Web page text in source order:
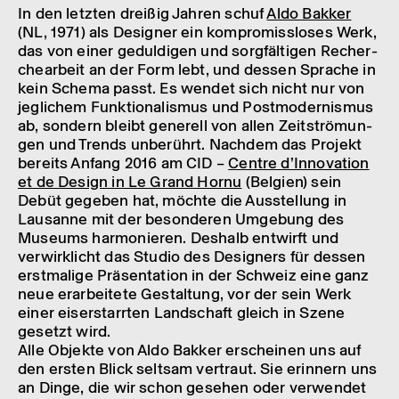
In den letz­ten drei­ßig Jahren schufAldo Bakker
(NL, 1971) als Desi­g­ner ein kompro­miss­lo­ses Werk,
das von einer gedul­di­gen und sorg­fäl­ti­gen Recher­
che­a­r­beit an der Form lebt, und dessen Spra­che in
kein Schema passt. Es wendet sich nicht nur von
jegli­chem Funk­ti­o­na­lis­mus und Post­mo­der­nis­mus
ab, sondern bleibt gene­rell von allen Zeit­strö­mun­
gen und Trends unbe­rührt. Nach­dem das Projekt
bereits Anfang 2016 am CID –Centre d’In­no­va­tion
et de Design in Le Grand Hornu (Belgien) sein
Debüt gege­ben hat, möchte die Ausstel­lung in
Lausanne mit der beson­de­ren Umge­bung des
Muse­ums harmo­nie­ren. Deshalb entwirft und
verwirk­licht das Studio des Desi­g­ners für dessen
erst­ma­lige Präsen­ta­tion in der Schweiz eine ganz
neue erar­bei­tete Gestal­tung, vor der sein Werk
einer eiser­starr­ten Land­schaft gleich in Szene
gesetzt wird.
Alle Objekte von Aldo Bakker erschei­nen uns auf
den ersten Blick selt­sam vertraut. Sie erin­nern uns
an Dinge, die wir schon gese­hen oder verwen­det